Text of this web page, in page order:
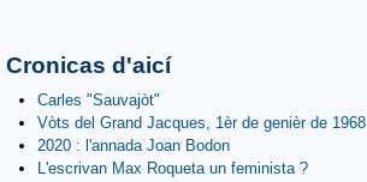
Cronicas d'aicí
Carles "Sauvajòt"
Vòts del Grand Jacques, 1èr de genièr de 1968
2020 : l'annada Joan Bodon
L'escrivan Max Roqueta un feminista ?